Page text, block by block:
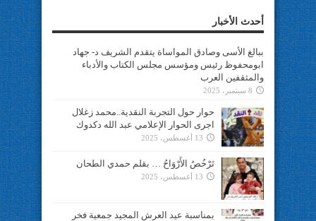
أحدث الأخبار
ببالغ الأسى وصادق المواساة يتقدم الشريف د- جهاد
ابومحفوظ رئيس ومؤسس مجلس الكتاب والأدباء
والمثقفين العرب
8 سبتمبر، 2025
حوار حول التجربة النقدية..محمد زغلال
اجرى الحوار الإعلامي عبد الله دكدوك
13 أغسطس، 2025
تَرْخُصُ الأَرْوَاحُ … بقلم حمدي الطحان
13 أغسطس، 2025
بمناسبة عيد العرش المجيد جمعية فخر